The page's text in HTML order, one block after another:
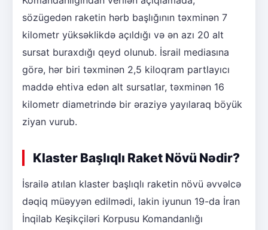
sözügedən raketin hərb başlığının təxminən 7
kilometr yüksəklikdə açıldığı və ən azı 20 alt
sursat buraxdığı qeyd olunub. İsrail mediasına
görə, hər biri təxminən 2,5 kiloqram partlayıcı
maddə ehtiva edən alt sursatlar, təxminən 16
kilometr diametrində bir əraziyə yayılaraq böyük
ziyan vurub.
Klaster Başlıqlı Raket Növü Nədir?
İsrailə atılan klaster başlıqlı raketin növü əvvəlcə
dəqiq müəyyən edilmədi, lakin iyunun 19-da İran
İnqilab Keşikçiləri Korpusu Komandanlığı